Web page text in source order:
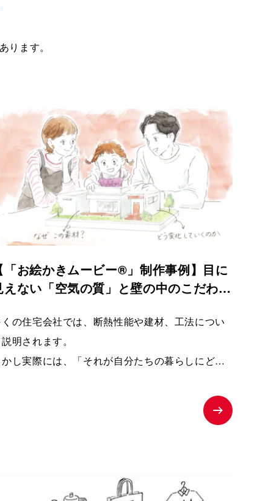
ます。
「お絵かきムービー®」制作事例】目に
えない「空気の質」と壁の中のこだわり
キッチンくらぶ
の住宅会社では、断熱性能や建材、工法につい
明されます。
かし実際には、「それが自分たちの暮らしにどう
して、家づくりを通して健康や暮らしが変化して